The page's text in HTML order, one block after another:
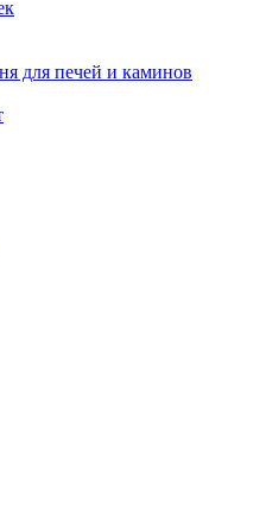
для печей и каминов